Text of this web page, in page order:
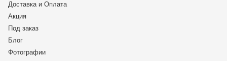
Доставка и Оплата
Акция
Под заказ
Блог
Фотографии